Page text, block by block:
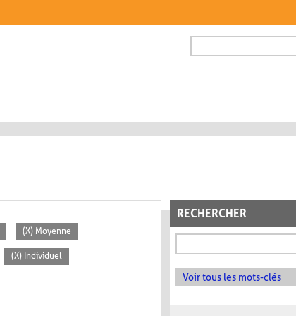
FORMULAIRE DE
RECHERCHER
Voir tous les mots-clés
(X) Moyenne
(X) Individuel